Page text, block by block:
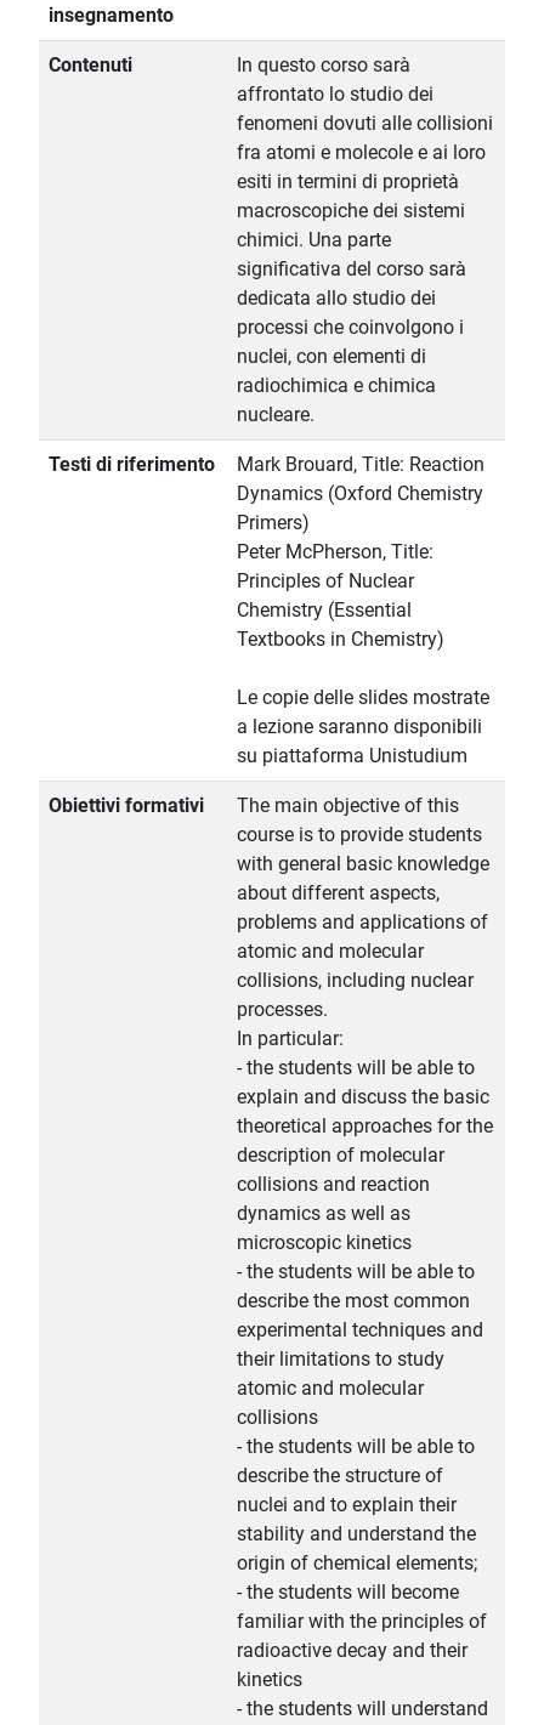
insegnamento
Contenuti
In questo corso sarà
affrontato lo studio dei
fenomeni dovuti alle collisioni
fra atomi e molecole e ai loro
esiti in termini di proprietà
macroscopiche dei sistemi
chimici. Una parte
significativa del corso sarà
dedicata allo studio dei
processi che coinvolgono i
nuclei, con elementi di
radiochimica e chimica
nucleare.
Testi di riferimento
Mark Brouard, Title: Reaction
Dynamics (Oxford Chemistry
Primers)
Peter McPherson, Title:
Principles of Nuclear
Chemistry (Essential
Textbooks in Chemistry)
Le copie delle slides mostrate
a lezione saranno disponibili
su piattaforma Unistudium
Obiettivi formativi
The main objective of this
course is to provide students
with general basic knowledge
about different aspects,
problems and applications of
atomic and molecular
collisions, including nuclear
processes.
In particular:
- the students will be able to
explain and discuss the basic
theoretical approaches for the
description of molecular
collisions and reaction
dynamics as well as
microscopic kinetics
- the students will be able to
describe the most common
experimental techniques and
their limitations to study
atomic and molecular
collisions
- the students will be able to
describe the structure of
nuclei and to explain their
stability and understand the
origin of chemical elements;
- the students will become
familiar with the principles of
radioactive decay and their
kinetics
- the students will understand